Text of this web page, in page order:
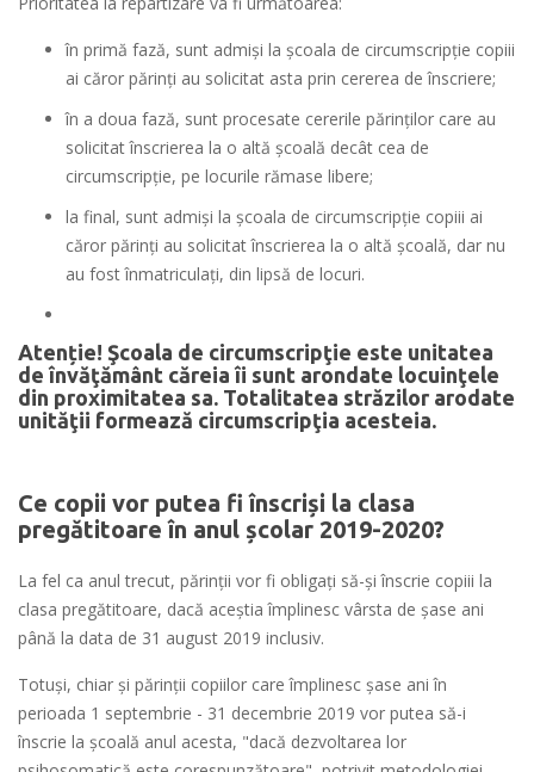
în primă fază, sunt admiși la școala de circumscripție copiii
ai căror părinți au solicitat asta prin cererea de înscriere;
în a doua fază, sunt procesate cererile părinților care au
solicitat înscrierea la o altă școală decât cea de
circumscripție, pe locurile rămase libere;
la final, sunt admiși la școala de circumscripție copiii ai
căror părinți au solicitat înscrierea la o altă școală, dar nu
au fost înmatriculați, din lipsă de locuri.
Atenție! Şcoala de circumscripţie este unitatea
de învăţământ căreia îi sunt arondate locuinţele
din proximitatea sa. Totalitatea străzilor arodate
unităţii formează circumscripţia acesteia.
Ce copii vor putea fi înscriși la clasa
pregătitoare în anul școlar 2019-2020?
La fel ca anul trecut, părinții vor fi obligați să-și înscrie copiii la
clasa pregătitoare, dacă aceștia împlinesc vârsta de șase ani
până la data de 31 august 2019 inclusiv.
Totuși, chiar și părinții copiilor care împlinesc șase ani în
perioada 1 septembrie - 31 decembrie 2019 vor putea să-i
înscrie la școală anul acesta, "dacă dezvoltarea lor